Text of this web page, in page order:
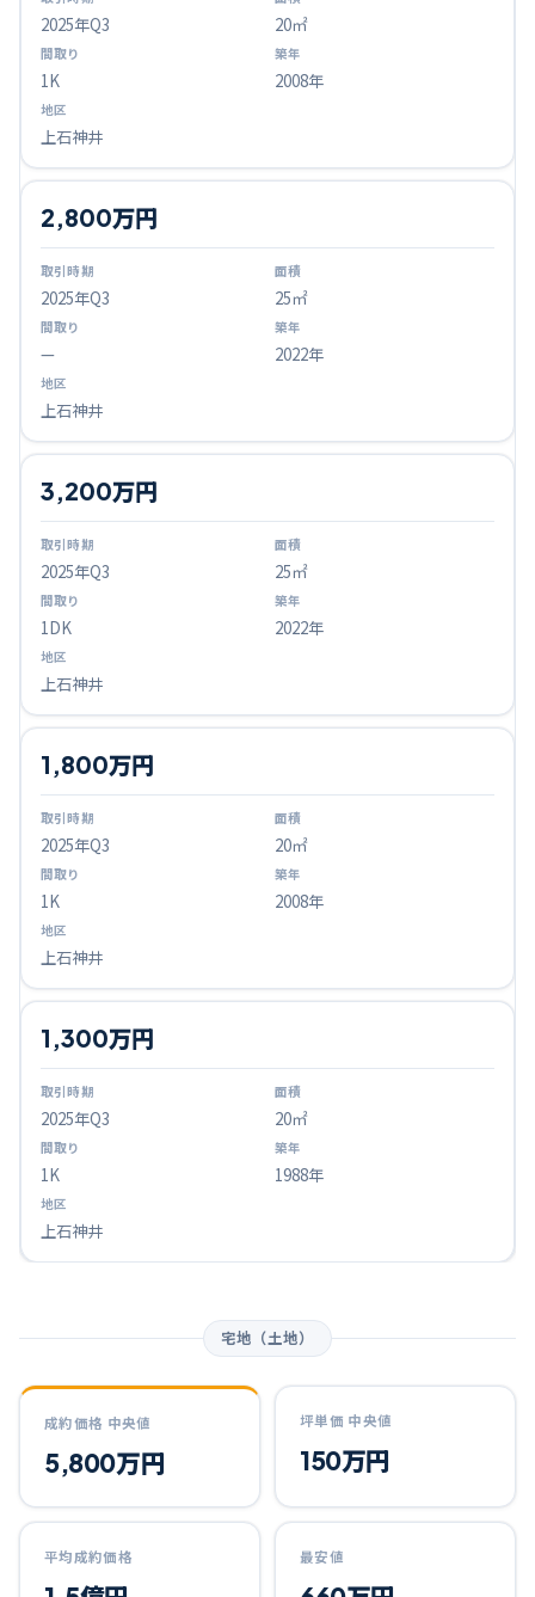
2025年Q3 20㎡
1K 2008年
上石神井
2025年Q3
2,800万円
25㎡
— 2022年
上石神井
2025年Q3
3,200万円
25㎡
1DK 2022年
上石神井
2025年Q3
1,800万円
20㎡
1K 2008年
上石神井
2025年Q3
1,300万円
20㎡
1K 1988年
上石神井
宅地（土地）
成約価格 中央値
5,800万円
坪単価 中央値
150万円
平均成約価格 最安値